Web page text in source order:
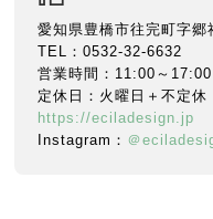
愛知県豊橋市往完町字郷
TEL：0532-32-6632
営業時間：11:00～17:00
定休日：火曜日＋不定休
https://eciladesign.jp
Instagram： ＠